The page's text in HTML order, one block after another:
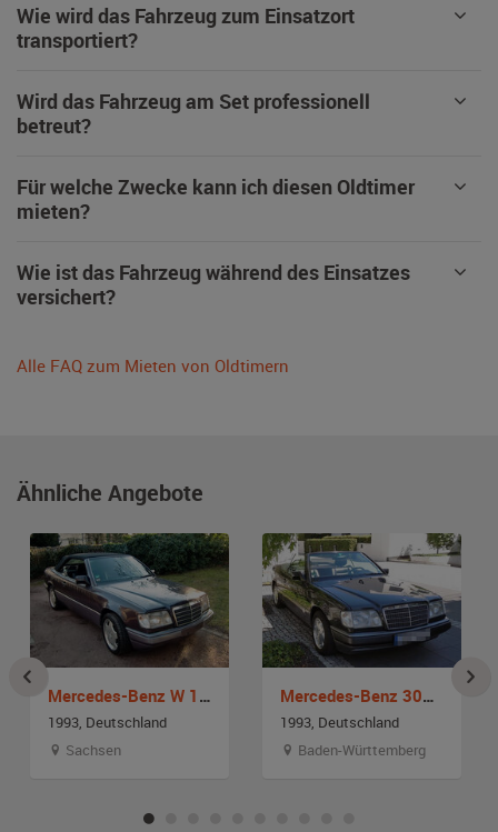
Wie wird das Fahrzeug zum Einsatzort
transportiert?
Wird das Fahrzeug am Set professionell
betreut?
Für welche Zwecke kann ich diesen Oldtimer
mieten?
Wie ist das Fahrzeug während des Einsatzes
versichert?
Alle FAQ zum Mieten von Oldtimern
Ähnliche Angebote
Mercedes-Benz W 124 E 220 Cabrio
1993, Deutschland
Sachsen
Mercedes-Benz 300 CE-24 Cabriolet
1993, Deutschland
Baden-Württemberg